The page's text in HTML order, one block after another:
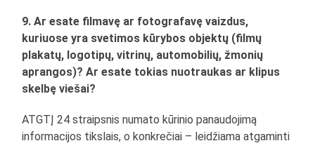
9. Ar esate filmavę ar fotografavę vaizdus,
kuriuose yra svetimos kūrybos objektų (filmų
plakatų, logotipų, vitrinų, automobilių, žmonių
aprangos)? Ar esate tokias nuotraukas ar klipus
skelbę viešai?
ATGTĮ 24 straipsnis numato kūrinio panaudojimą
informacijos tikslais, o konkrečiai – leidžiama atgaminti